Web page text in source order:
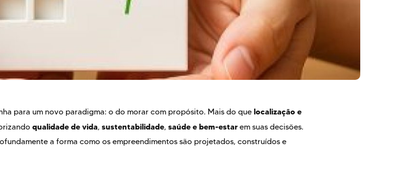
para um novo paradigma: o do morar com propósito. Mais do que localização e
qualidade de vida, sustentabilidade, saúde e bem-estar em suas decisões.
a forma como os empreendimentos são projetados, construídos e